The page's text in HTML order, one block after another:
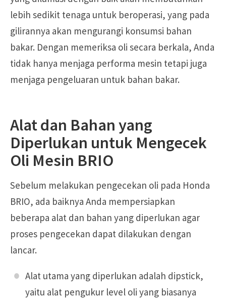
lebih sedikit tenaga untuk beroperasi, yang pada
gilirannya akan mengurangi konsumsi bahan
bakar. Dengan memeriksa oli secara berkala, Anda
tidak hanya menjaga performa mesin tetapi juga
menjaga pengeluaran untuk bahan bakar.
Alat dan Bahan yang
Diperlukan untuk Mengecek
Oli Mesin BRIO
Sebelum melakukan pengecekan oli pada Honda
BRIO, ada baiknya Anda mempersiapkan
beberapa alat dan bahan yang diperlukan agar
proses pengecekan dapat dilakukan dengan
lancar.
Alat utama yang diperlukan adalah dipstick,
yaitu alat pengukur level oli yang biasanya